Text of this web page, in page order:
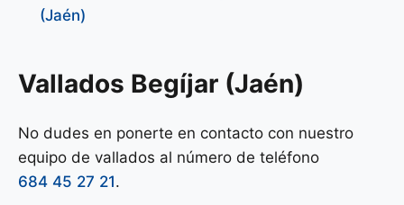
(Jaén)
Vallados Begíjar (Jaén)
No dudes en ponerte en contacto con nuestro
equipo de vallados al número de teléfono
684 45 27 21.